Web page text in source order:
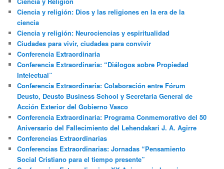
Ciencia y religión: Dios y las religiones en la era de la
ciencia
Ciencia y religión: Neurociencias y espiritualidad
Ciudades para vivir, ciudades para convivir
Conferencia Extraordinaria
Conferencia Extraordinaria: “Diálogos sobre Propiedad
Intelectual”
Conferencia Extraordinaria: Colaboración entre Fórum
Deusto, Deusto Business School y Secretaría General de
Acción Exterior del Gobierno Vasco
Conferencia Extraordinaria: Programa Conmemorativo del 50
Aniversario del Fallecimiento del Lehendakari J. A. Agirre
Conferencias Extraordinarias
Conferencias Extraordinarias: Jornadas “Pensamiento
Social Cristiano para el tiempo presente”